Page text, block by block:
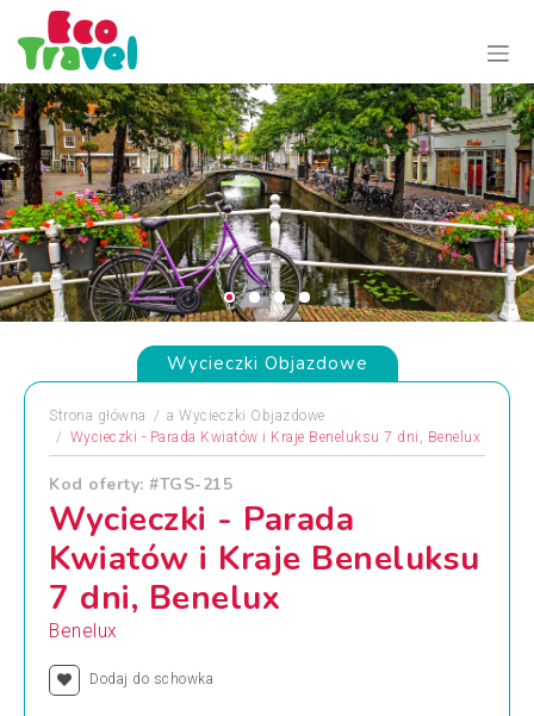
Wycieczki Objazdowe
Strona główna a Wycieczki Objazdowe
Wycieczki - Parada Kwiatów i Kraje Beneluksu 7 dni, Benelux
Kod oferty: #TGS-215
Wycieczki - Parada
Kwiatów i Kraje Beneluksu
7 dni, Benelux
Benelux
Dodaj do schowka